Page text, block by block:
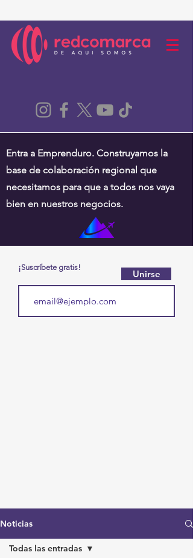
Entra a Emprenduro. Construyamos la
base de colaboración regional que
necesitamos para que a todos nos vaya
bien en nuestros negocios.
¡Suscríbete gratis!
Unirse
Noticias
Todas las entradas